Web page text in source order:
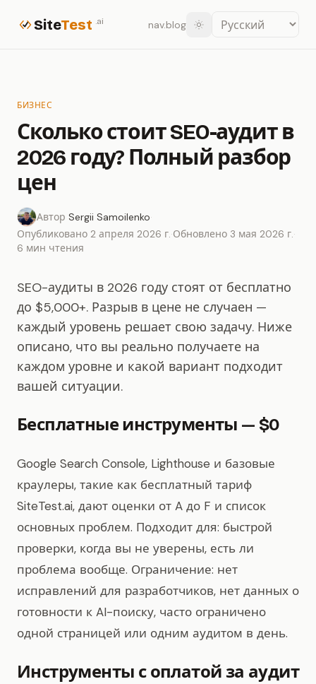
SiteTest .ai nav.blog
БИЗНЕС
Сколько стоит SEO-аудит в
2026 году? Полный разбор
цен
Автор Sergii Samoilenko·
Опубликовано 2 апреля 2026 г.·Обновлено 3 мая 2026 г.·
6 мин чтения
SEO-аудиты в 2026 году стоят от бесплатно
до $5,000+. Разрыв в цене не случаен —
каждый уровень решает свою задачу. Ниже
описано, что вы реально получаете на
каждом уровне и какой вариант подходит
вашей ситуации.
Бесплатные инструменты — $0
Google Search Console, Lighthouse и базовые
краулеры, такие как бесплатный тариф
SiteTest.ai, дают оценки от A до F и список
основных проблем. Подходит для: быстрой
проверки, когда вы не уверены, есть ли
проблема вообще. Ограничение: нет
исправлений для разработчиков, нет данных о
готовности к AI-поиску, часто ограничено
одной страницей или одним аудитом в день.
Инструменты с оплатой за аудит